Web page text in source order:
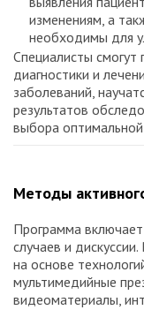
изменениям, а
необходимы для
Специалисты смогут
диагностики и
заболеваний,
результатов
выбора
Методы
Программа
случаев и
на основе
мультимедийные
видеоматериалы,